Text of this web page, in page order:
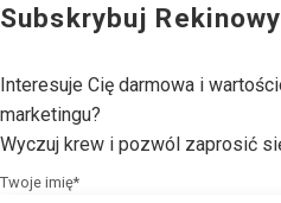
Subskrybuj
Interesuje Cię darmowa i
marketingu?
Wyczuj krew i pozwól zaprosić
Twoje imię*